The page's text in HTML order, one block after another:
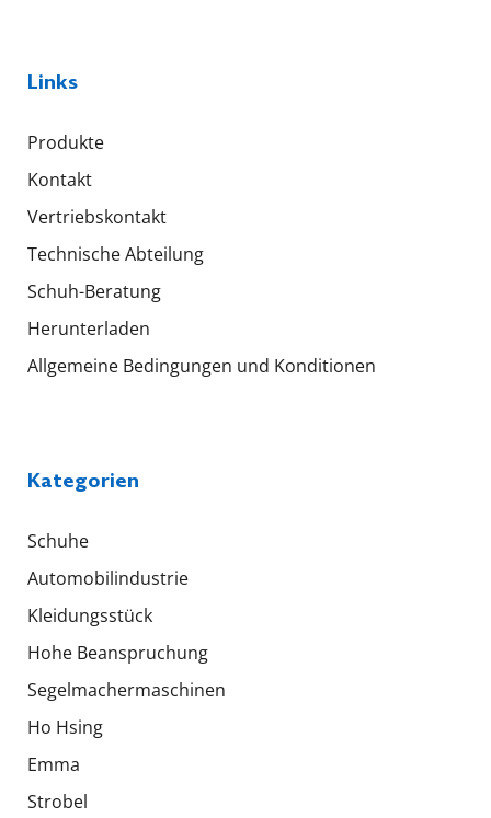
Links
Produkte
Kontakt
Vertriebskontakt
Technische Abteilung
Schuh-Beratung
Herunterladen
Allgemeine Bedingungen und Konditionen
Kategorien
Schuhe
Automobilindustrie
Kleidungsstück
Hohe Beanspruchung
Segelmachermaschinen
Ho Hsing
Emma
Strobel